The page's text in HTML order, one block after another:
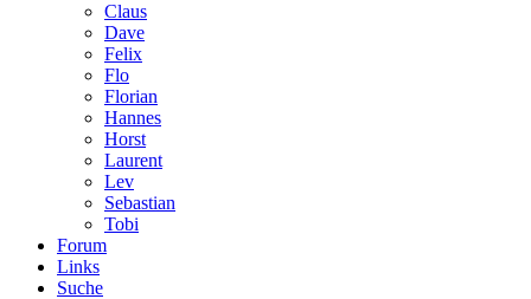
Claus
Dave
Felix
Flo
Florian
Hannes
Horst
Laurent
Lev
Sebastian
Tobi
Forum
Links
Suche